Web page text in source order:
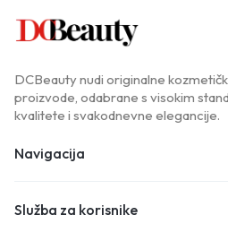
DCBeauty nudi originalne
proizvode, odabrane s visokim
kvalitete i svakodnevne elegancije.
Navigacija
Služba za korisnike